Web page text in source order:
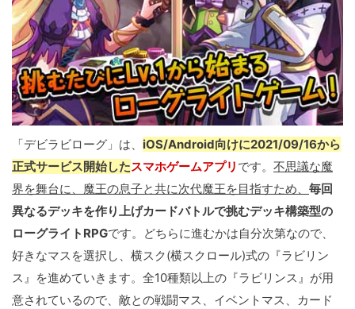
「デビラビローグ」は、 iOS/Android向けに2021/09/16から
正式サービス開始したスマホゲームアプリ です。 不思議な魔
界を舞台に、魔王の息子と共に次代魔王を目指すため、 毎回
異なるデッキを作り上げカードバトルで挑むデッキ構築型の
ローグライトRPGです。どちらに進むかは自分次第なので、
好きなマスを選択し、横スク(横スクロール)式の『ラビリン
ス』を進めていきます。全10種類以上の『ラビリンス』が用
意されているので、敵との戦闘マス、イベントマス、カード